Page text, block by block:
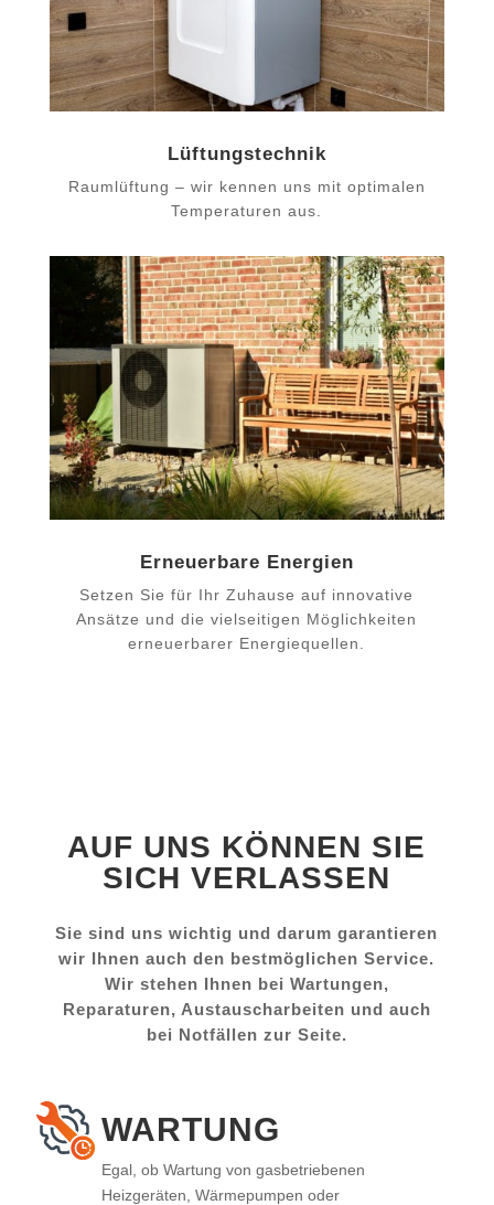
Lüftungstechnik
Raumlüftung – wir kennen uns mit optimalen
Temperaturen aus.
Erneuerbare Energien
Setzen Sie für Ihr Zuhause auf innovative
Ansätze und die vielseitigen Möglichkeiten
erneuerbarer Energiequellen.
AUF UNS KÖNNEN SIE
SICH VERLASSEN
Sie sind uns wichtig und darum garantieren
wir Ihnen auch den bestmöglichen Service.
Wir stehen Ihnen bei Wartungen,
Reparaturen, Austauscharbeiten und auch
bei Notfällen zur Seite.
WARTUNG
Egal, ob Wartung von gasbetriebenen
Heizgeräten, Wärmepumpen oder